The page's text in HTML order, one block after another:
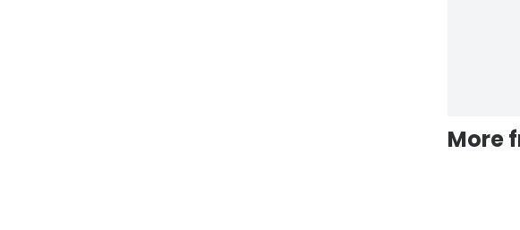
More